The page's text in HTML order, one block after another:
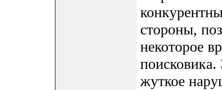
стороны,
некоторое
жуткое